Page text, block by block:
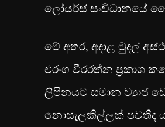
ලෝයර්ස් සංවිධානයේ
මේ අතර, අදාළ මුදල්
එරංග වීරරත්න ප්‍රකාශ
ලිපිනයට සමාන ව්‍යාජ
නොසැලකිල්ලක් පවතීද